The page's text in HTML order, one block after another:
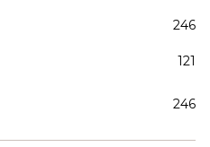
246
121
246